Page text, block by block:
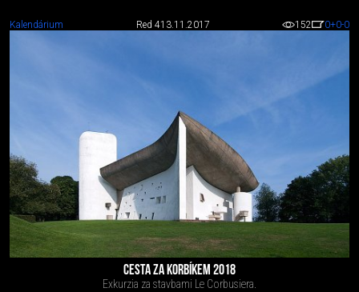
Kalendárium Red 413.11.2017 152 0+0-0
CESTA ZA KORBÍKEM 2018
Exkurzia za stavbami Le Corbusiera.